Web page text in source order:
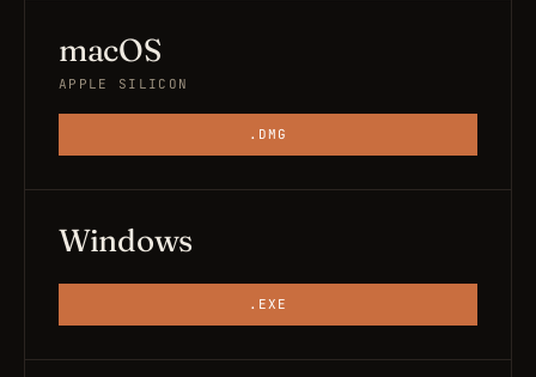
macOS
APPLE SILICON
.DMG
Windows
.EXE